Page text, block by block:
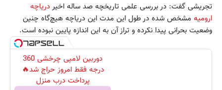
تجریشی گفت: در بررسی علمی تاریخچه صد ساله اخیردریاچه
ارومیه مشخص شده در طول این مدت این دریاچه هیچ‌گاه چنین
وضعیت بحرانی پیدا نکرده و تراز آن به این اندازه پایین نبوده است.
دوربین لامپی چرخشی 360
درجه فقط امروز حراج شد🔥
پرداخت درب منزل